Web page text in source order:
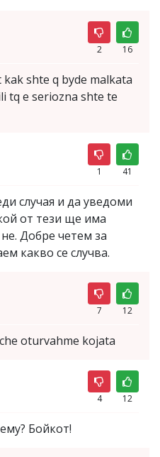
2 16
shte q byde malkata
tq e seriozna shte te
1 41
случая и да уведоми
от тези ще има
Добре четем за
какво се случва.
7 12
oturvahme kojata
4 12
Бойкот!